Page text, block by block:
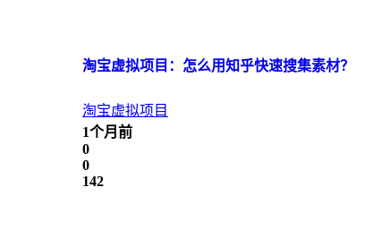
淘宝虚拟项目：怎么用知乎快速搜集素材？
淘宝虚拟项目
1个月前
0
0
142